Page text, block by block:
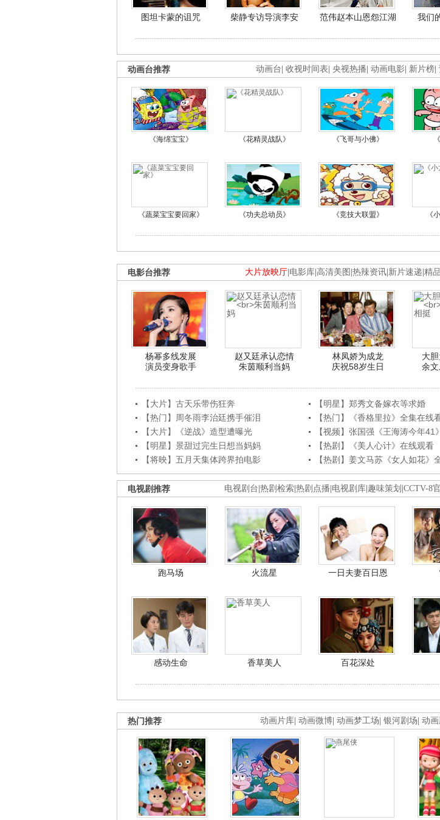
图坦卡蒙的诅咒 柴静专访导演李安 范伟赵本山恩怨江湖 我们
动画台 收视时间表 央视热播 动画电影 新片榜
动画台推荐
《海绵宝宝》 《花精灵战队》 《飞哥与小佛》
《蔬菜宝宝要回家》 《功夫总动员》 《竞技大联盟》 《
大片放映厅 电影库 高清美图 热辣资讯 新片速递 精
电影台推荐
杨幂多线发展
演员变身歌手
赵又廷承认恋情
朱茵顺利当妈
林凤娇为成龙
庆祝58岁生日
大
余
【大片】古天乐带伤狂奔
【明星】郑秀文备嫁衣等求婚
【热门】周冬雨李治廷携手催泪
【热门】《香格里拉》全集在线
【大片】《逆战》造型遭曝光
【视频】张国强《王海涛今年41》
【明星】景甜过完生日想当妈妈
【热剧】《美人心计》在线观看
【将映】五月天集体跨界拍电影
【热剧】姜文马苏《女人如花》
电视剧台 热剧检索 热剧点播 电视剧库 趣味策划 CCTV-8
电视剧推荐
跑马场 火流星 一日夫妻百日恩
感动生命 香草美人 百花深处
动画片库 动画微博 动画梦工场 银河剧场 动
热门推荐